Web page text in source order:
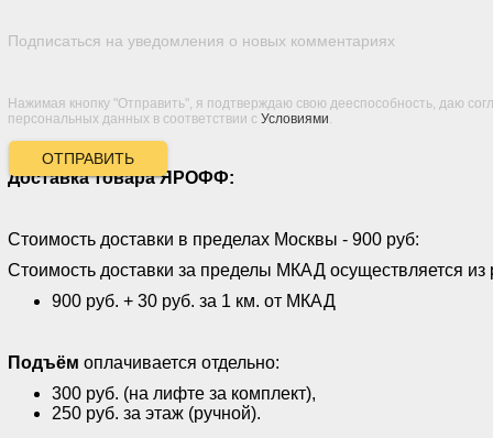
Подписаться на уведомления о новых комментариях
Нажимая кнопку "Отправить", я подтверждаю свою дееспособность, даю
персональных данных в соответствии с Условиями.
ОТПРАВИТЬ
Доставка товара ЯРОФФ:
Стоимость доставки в пределах Москвы - 900 руб:
Стоимость доставки за пределы МКАД осуществляется из
900 руб. + 30 руб. за 1 км. от МКАД
Подъём оплачивается отдельно:
300 руб. (на лифте за комплект),
250 руб. за этаж (ручной).